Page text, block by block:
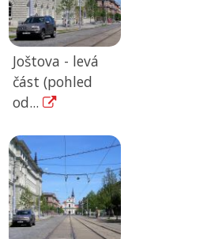
Joštova - levá
část (pohled
od...